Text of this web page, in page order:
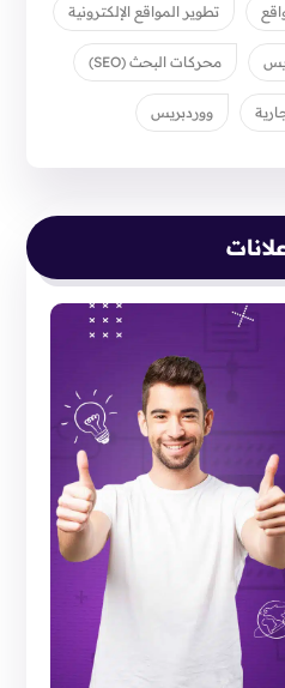
تطوير المواقع الإلكترونية
محركات البحث (SEO)
ووردبريس